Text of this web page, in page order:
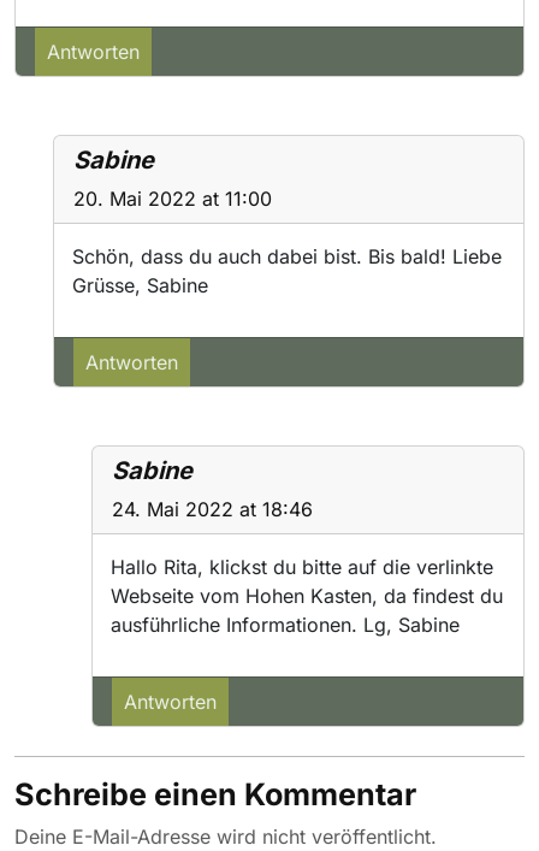
Antworten
Sabine
20. Mai 2022 at 11:00
Schön, dass du auch dabei bist. Bis bald! Liebe
Grüsse, Sabine
Antworten
Sabine
24. Mai 2022 at 18:46
Hallo Rita, klickst du bitte auf die verlinkte
Webseite vom Hohen Kasten, da findest du
ausführliche Informationen. Lg, Sabine
Antworten
Schreibe einen Kommentar
Deine E-Mail-Adresse wird nicht veröffentlicht.